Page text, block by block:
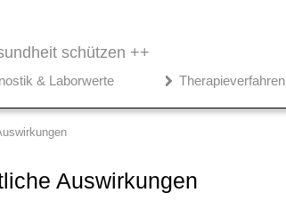
schützen ++
& Laborwerte Therapieverfahren
Auswirkungen